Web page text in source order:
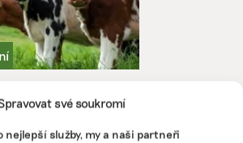
své soukromí
nejlepší služby, my a naši partneři
Živá krajina
funguje regenerativní
praxi